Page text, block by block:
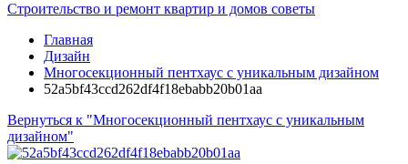
Строительство и ремонт квартир и домов советы
Главная
Дизайн
Многосекционный пентхаус с уникальным дизайном
52a5bf43ccd262df4f18ebabb20b01aa
Вернуться к "Многосекционный пентхаус с уникальным
дизайном"